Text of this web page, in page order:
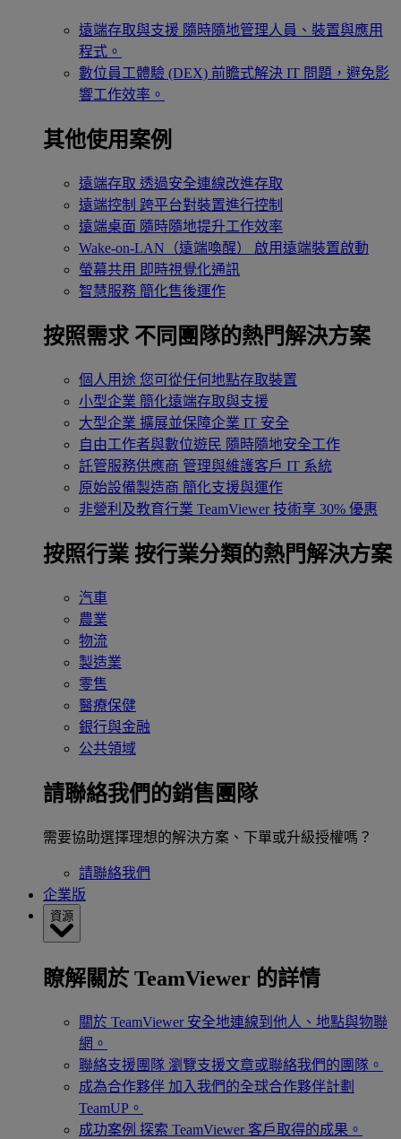
遠端存取與支援 隨時隨地管理人員、裝置與應用
程式。
數位員工體驗 (DEX) 前瞻式解決 IT 問題，避免影
響工作效率。
其他使用案例
遠端存取 透過安全連線改進存取
遠端控制 跨平台對裝置進行控制
遠端桌面 隨時隨地提升工作效率
Wake-on-LAN（遠端喚醒）
啟用遠端裝置啟動
螢幕共用 即時視覺化通訊
智慧服務 簡化售後運作
按照需求 不同團隊的熱門解決方案
個人用途 您可從任何地點存取裝置
小型企業 簡化遠端存取與支援
大型企業 擴展並保障企業 IT 安全
自由工作者與數位遊民 隨時隨地安全工作
託管服務供應商 管理與維護客戶 IT 系統
原始設備製造商 簡化支援與運作
非營利及教育行業 TeamViewer 技術享 30% 優惠
按照行業 按行業分類的熱門解決方案
汽車
農業
物流
製造業
零售
醫療保健
銀行與金融
公共領域
請聯絡我們的銷售團隊
需要協助選擇理想的解決方案、下單或升級授權嗎？
請聯絡我們
企業版
資源
瞭解關於 TeamViewer 的詳情
關於 TeamViewer 安全地連線到他人、地點與物聯
網。
聯絡支援團隊 瀏覽支援文章或聯絡我們的團隊。
成為合作夥伴 加入我們的全球合作夥伴計劃
TeamUP。
成功案例 探索 TeamViewer 客戶取得的成果。